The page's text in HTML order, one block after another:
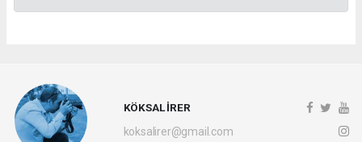
KÖKSAL İRER
koksalirer@gmail.com